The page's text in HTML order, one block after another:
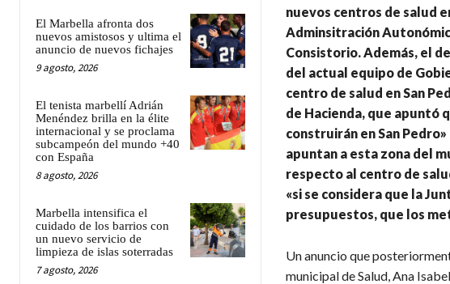
El Marbella afronta dos
nuevos amistosos y ultima el
anuncio de nuevos fichajes
9 agosto, 2026
El tenista marbellí Adrián
Menéndez brilla en la élite
internacional y se proclama
subcampeón del mundo +40
con España
8 agosto, 2026
Marbella intensifica el
cuidado de los barrios con
un nuevo servicio de
limpieza de islas soterradas
7 agosto, 2026
nuevos centros de salud
Adminsitración
Consistorio. Además, el
del actual equipo de
centro de salud en San
de Hacienda, que apuntó
construirán en San
apuntan a esta zona del
respecto al centro de
«si se considera que la
presupuestos, que los
Un anuncio que
municipal de Salud, Ana